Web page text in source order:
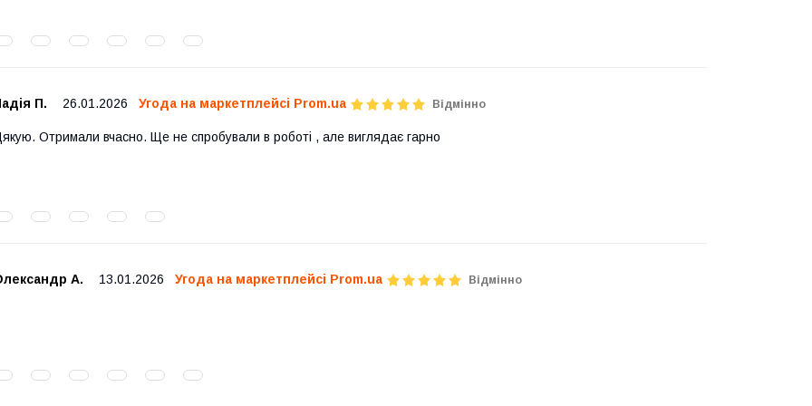
П. 26.01.2026 Угода на маркетплейсі Prom.ua Відмінно
Отримали вчасно. Ще не спробували в роботі , але виглядає гарно
А. 13.01.2026 Угода на маркетплейсі Prom.ua Відмінно